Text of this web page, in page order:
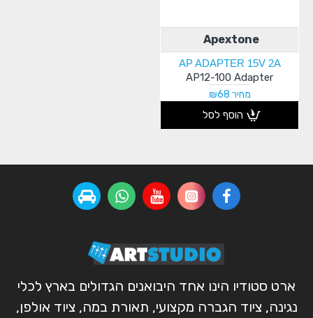
Apextone
AP ADAPTER 15V 2A
AP12-100 Adapter
מחיר ₪68
הוסף לסל
ארט סטודיו הינו אחד היבואנים הגדולים בארץ לכלי
נגינה, ציוד הגברה מקצועי, תאורת במה, ציוד אולפן,